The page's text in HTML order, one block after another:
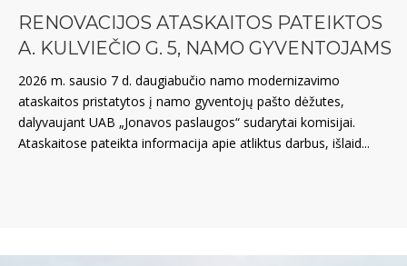
RENOVACIJOS ATASKAITOS PATEIKTOS
A. KULVIEČIO G. 5, NAMO GYVENTOJAMS
2026 m. sausio 7 d. daugiabučio namo modernizavimo
ataskaitos pristatytos į namo gyventojų pašto dėžutes,
dalyvaujant UAB „Jonavos paslaugos“ sudarytai komisijai.
Ataskaitose pateikta informacija apie atliktus darbus, išlaid...